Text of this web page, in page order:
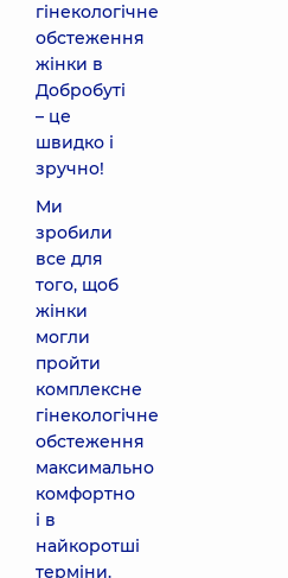
гінекологічне
обстеження
жінки в
Добробуті
– це
швидко і
зручно!
Ми
зробили
все для
того, щоб
жінки
могли
пройти
комплексне
гінекологічне
обстеження
максимально
комфортно
і в
найкоротші
терміни.